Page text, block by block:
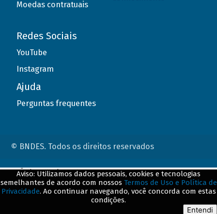
Moedas contratuais
Redes Sociais
YouTube
Instagram
Ajuda
Perguntas frequentes
© BNDES. Todos os direitos reservados
Aviso: Utilizamos dados pessoais, cookies e tecnologias
semelhantes de acordo com nossos Termos de Uso e Política de
Privacidade. Ao continuar navegando, você concorda com estas
condições.
Entendi
ConteÃºdo complementar
${title}${badge}